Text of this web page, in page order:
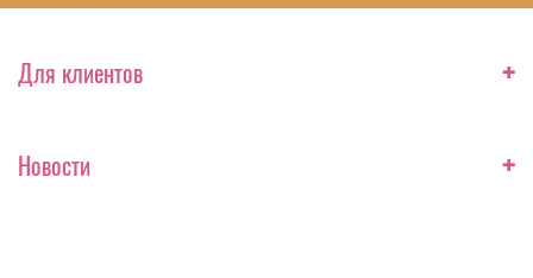
Для клиентов +
Новости +